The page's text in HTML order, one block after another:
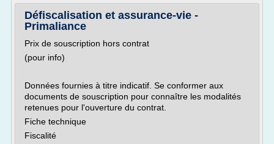
Défiscalisation et assurance-vie -
Primaliance
Prix de souscription hors contrat
(pour info)
Données fournies à titre indicatif. Se conformer aux
documents de souscription pour connaître les modalités
retenues pour l'ouverture du contrat.
Fiche technique
Fiscalité